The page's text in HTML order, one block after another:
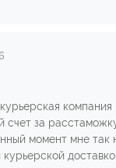
за
момент мне так
курьерской